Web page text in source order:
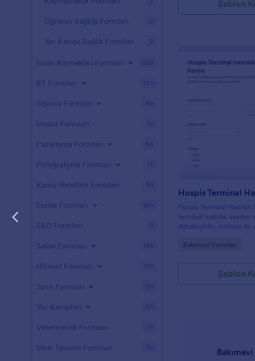
Şablon
Hospis Terminal Hastalık
terminal hastalık
dijitalleştirin, Jotform ile
kuruluşunuzda daha
Go to Category:
Bakımevi Formları
Şablon
Öğrenci Sağlığı Formları 2
Yaz Kampı Sağlık Formları 2
İnsan Kaynakları Formları 659
BT Formları 130
Sigorta Formları 40
İmalat Formları 12
Pazarlama Formları 53
Fotoğrafçılık Formları 74
Kamu Yönetimi Formları 34
Emlak Formları 180
SEO Formları 3
Salon Formları 155
Hizmet Formları 519
Spor Formları 191
Yaz Kampları 50
Veterinerlik Formları 22
Web Tasarım Formları 32